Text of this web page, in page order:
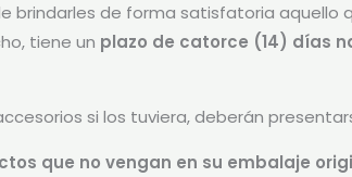
brindarles de forma satisfatoria
tiene un plazo de catorce (14) días
si los tuviera, deberán
que no vengan en su embalaje